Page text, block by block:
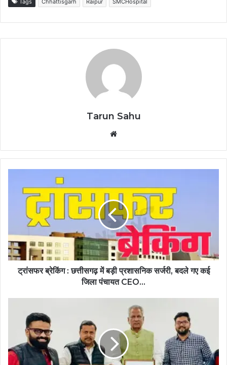
Tarun Sahu
ट्रांसफर ब्रेकिंग : छत्तीसगढ़ में बड़ी प्रशासनिक सर्जरी, बदले गए कई
जिला पंचायत CEO...